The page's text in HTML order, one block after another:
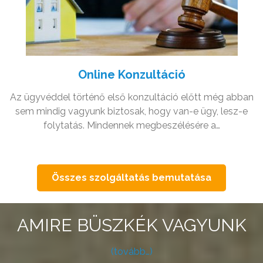
Online Konzultáció
Az ügyvéddel történő első konzultáció előtt még abban
sem mindig vagyunk biztosak, hogy van-e ügy, lesz-e
folytatás. Mindennek megbeszélésére a…
Összes szolgáltatás bemutatása
AMIRE BÜSZKÉK VAGYUNK
(tovább…)